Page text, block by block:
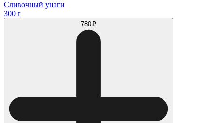
Сливочный унаги
300 г
780 ₽